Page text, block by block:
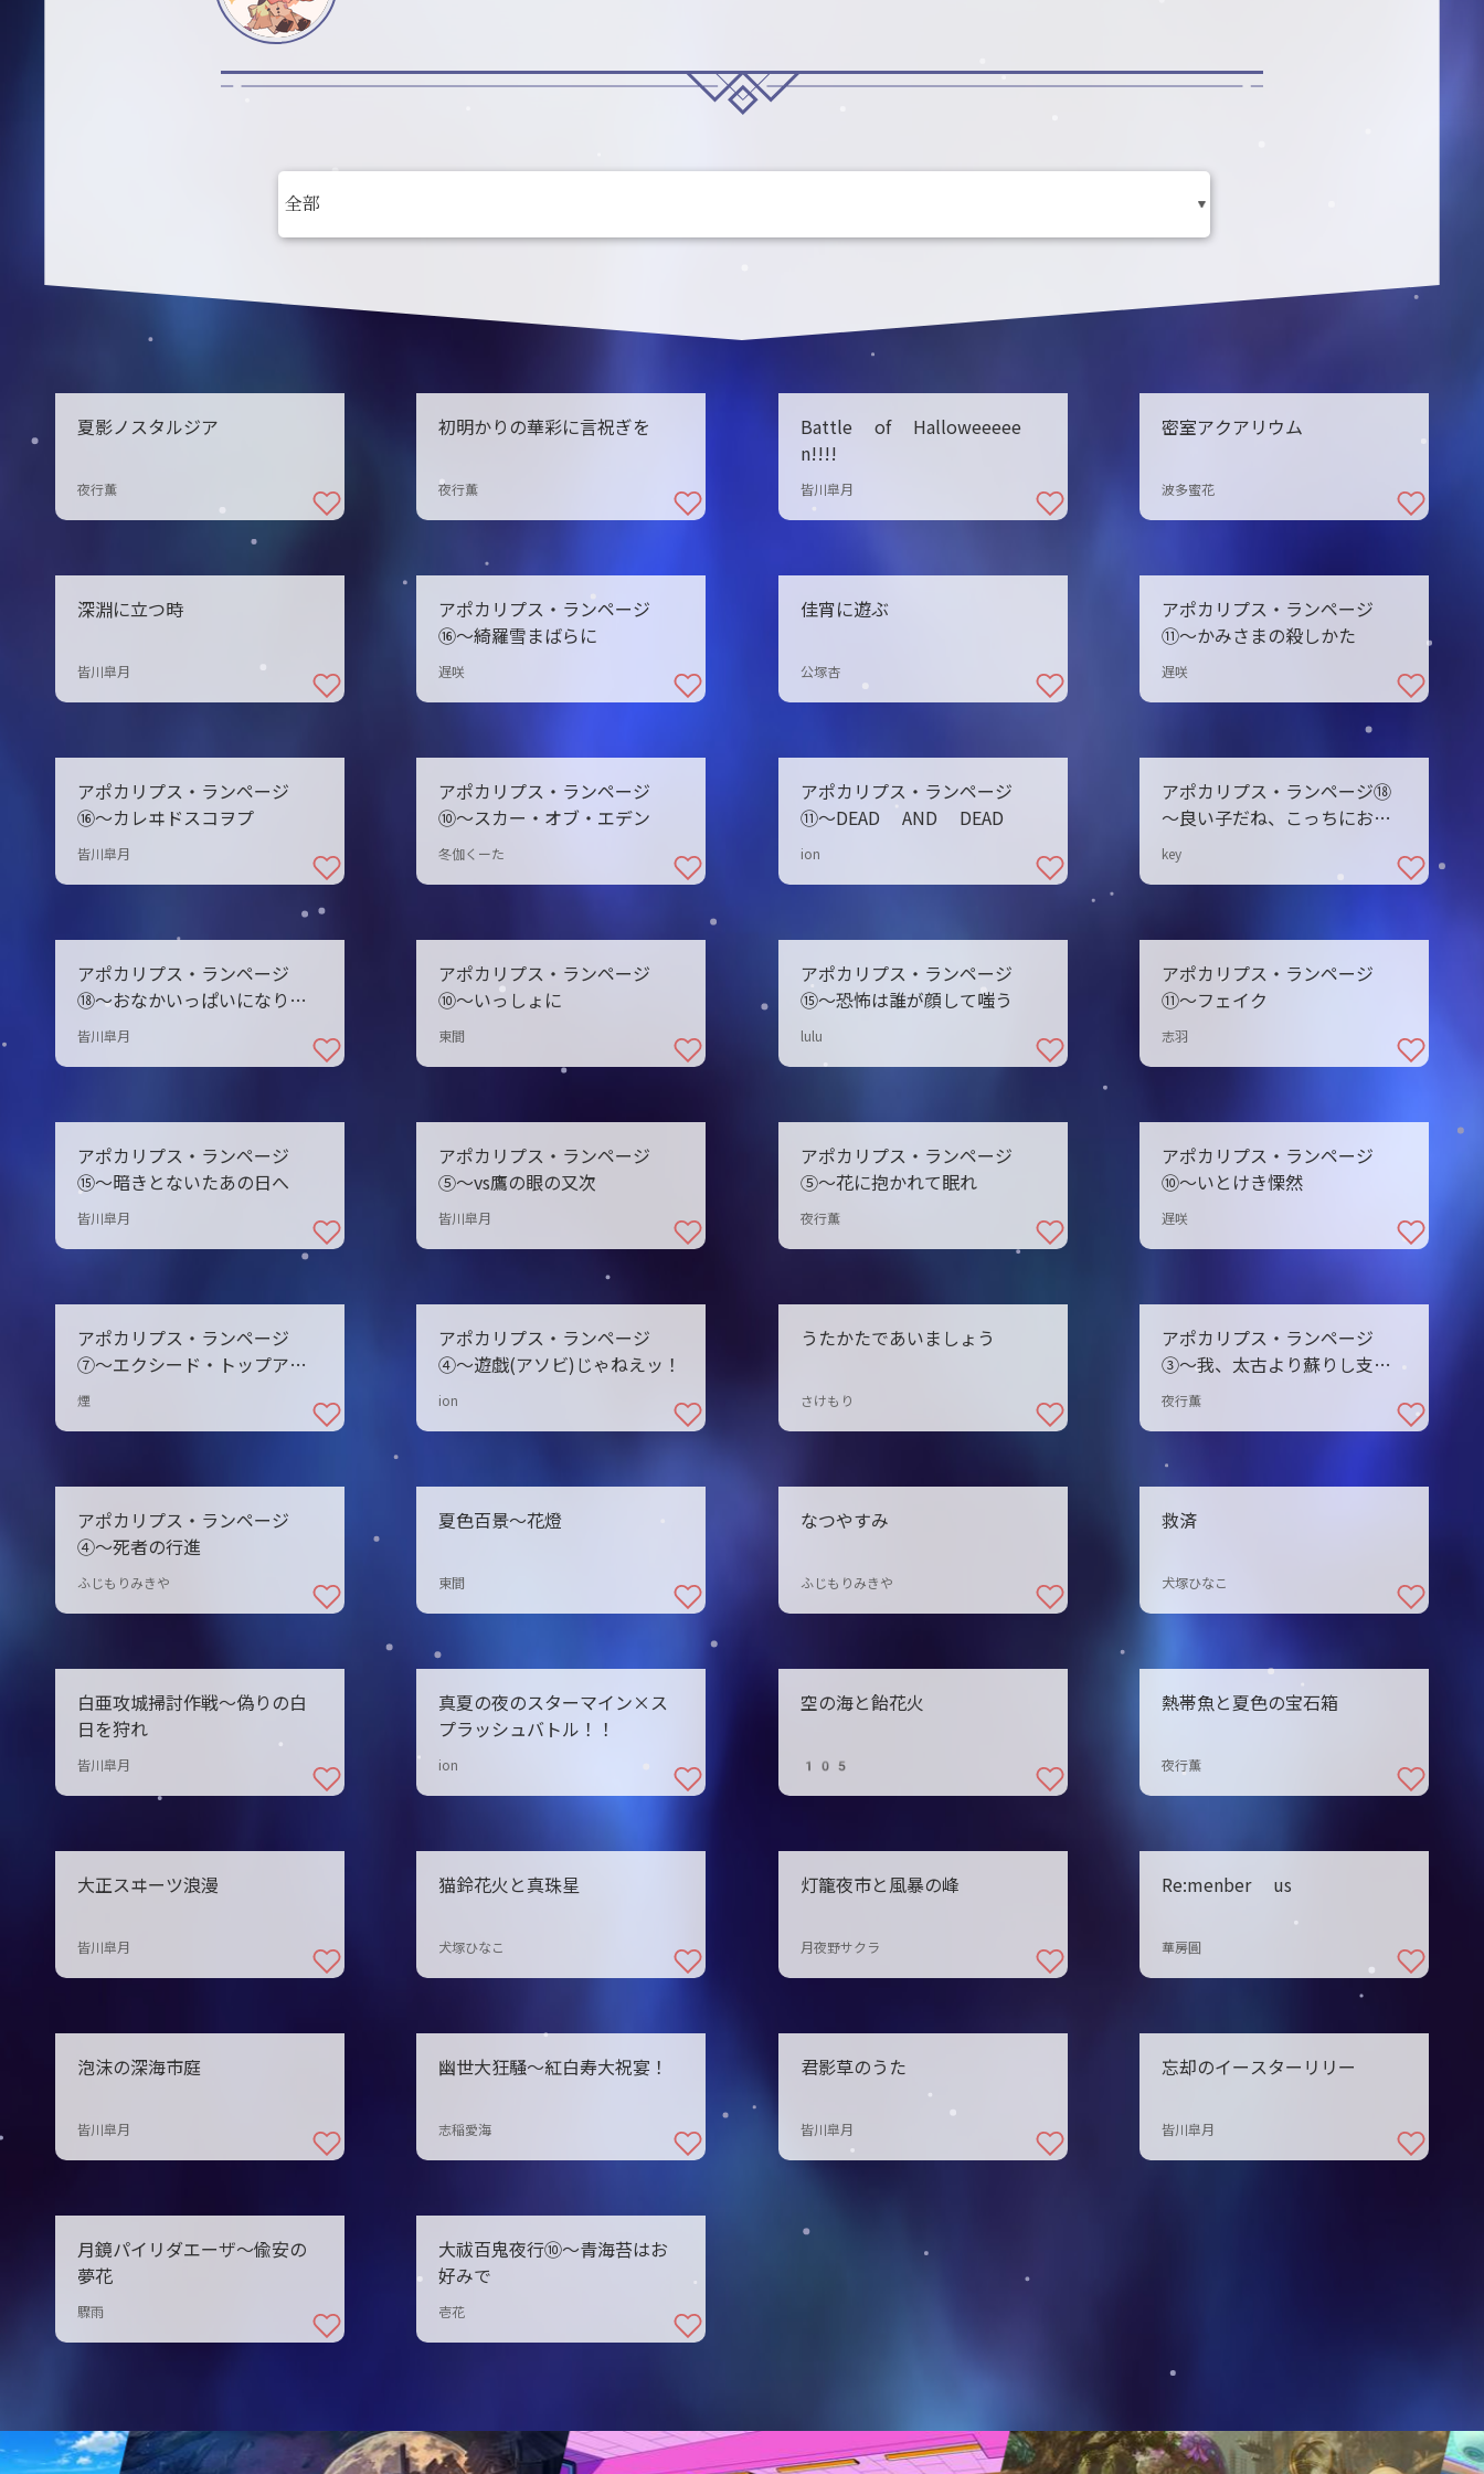
夏影ノスタルジア
夜行薫
初明かりの華彩に言祝ぎを
夜行薫
Battle of Halloweeeee
n!!!!
皆川皐月
密室アクアリウム
波多蜜花
深淵に立つ時
皆川皐月
アポカリプス・ランページ
⑯〜綺羅雪まばらに
遅咲
佳宵に遊ぶ
公塚杏
アポカリプス・ランページ
⑪〜かみさまの殺しかた
遅咲
アポカリプス・ランページ
⑯〜カレヰドスコヲプ
皆川皐月
アポカリプス・ランページ
⑩〜スカー・オブ・エデン
冬伽くーた
アポカリプス・ランページ
⑪〜DEAD AND DEAD
ion
アポカリプス・ランページ⑱
～良い子だね、こっちにおい
でkey
アポカリプス・ランページ
⑱〜おなかいっぱいになりた
いの
皆川皐月
アポカリプス・ランページ
⑩〜いっしょに
東間
アポカリプス・ランページ
⑮〜恐怖は誰が顔して嗤う
lulu
アポカリプス・ランページ
⑪〜フェイク
志羽
アポカリプス・ランページ
⑮〜暗きとないたあの日へ
皆川皐月
アポカリプス・ランページ
⑤〜vs鷹の眼の又次
皆川皐月
アポカリプス・ランページ
⑤〜花に抱かれて眠れ
夜行薫
アポカリプス・ランページ
⑩〜いとけき慄然
遅咲
アポカリプス・ランページ
⑦〜エクシード・トップアタ
ック
煙
アポカリプス・ランページ
④〜遊戯(アソビ)じゃねえッ！
ion
うたかたであいましょう
さけもり
アポカリプス・ランページ
③〜我、太古より蘇りし支配
者也
夜行薫
アポカリプス・ランページ
④〜死者の行進
ふじもりみきや
夏色百景～花燈
東間
なつやすみ
ふじもりみきや
救済
犬塚ひなこ
白亜攻城掃討作戦～偽りの白
日を狩れ
皆川皐月
真夏の夜のスターマイン×ス
プラッシュバトル！！
ion
空の海と飴花火
105
熱帯魚と夏色の宝石箱
夜行薫
大正スヰーツ浪漫
皆川皐月
猫鈴花火と真珠星
犬塚ひなこ
灯籠夜市と風暴の峰
月夜野サクラ
Re:menber us
華房圓
泡沫の深海市庭
皆川皐月
幽世大狂騒～紅白寿大祝宴！
志稲愛海
君影草のうた
皆川皐月
忘却のイースターリリー
皆川皐月
月鏡パイリダエーザ〜偸安の
夢花
驟雨
大祓百鬼夜行⑩～青海苔はお
好みで
壱花